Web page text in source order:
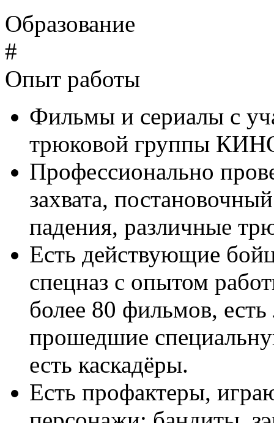
Образование
#
Опыт работы
Фильмы и сериалы с
трюковой группы
Профессионально
захвата,
падения, различные
Есть действующие
спецназ с опытом
более 80 фильмов,
прошедшие
есть каскадёры.
Есть профактеры,